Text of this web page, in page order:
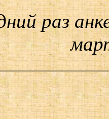
раз